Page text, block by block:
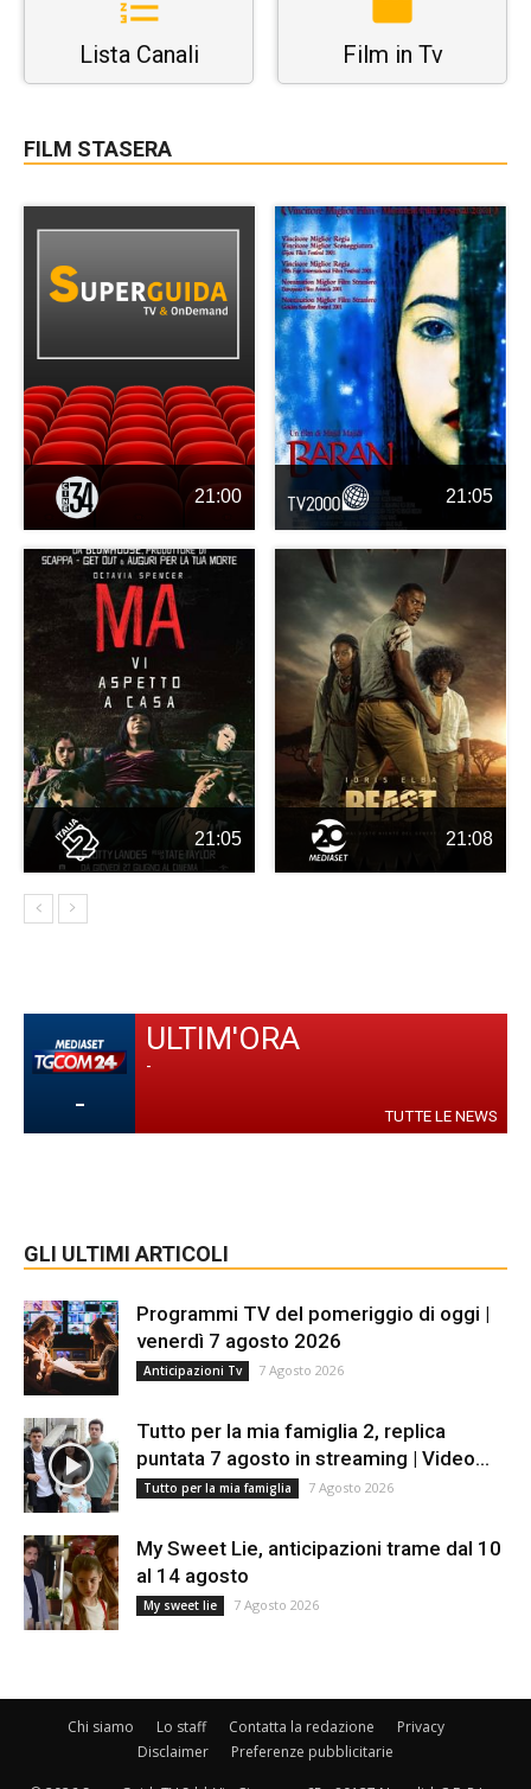
Lista Canali Film in Tv
FILM STASERA
21:00 21:05
21:05 21:08
-
ULTIM'ORA
-
TUTTE LE NEWS
GLI ULTIMI ARTICOLI
Programmi TV del pomeriggio di oggi |
venerdì 7 agosto 2026
Anticipazioni Tv 7 Agosto 2026
Tutto per la mia famiglia 2, replica
puntata 7 agosto in streaming | Video...
Tutto per la mia famiglia 7 Agosto 2026
My Sweet Lie, anticipazioni trame dal 10
al 14 agosto
My sweet lie 7 Agosto 2026
Chi siamo Lo staff Contatta la redazione
Privacy
Disclaimer
Preferenze pubblicitarie